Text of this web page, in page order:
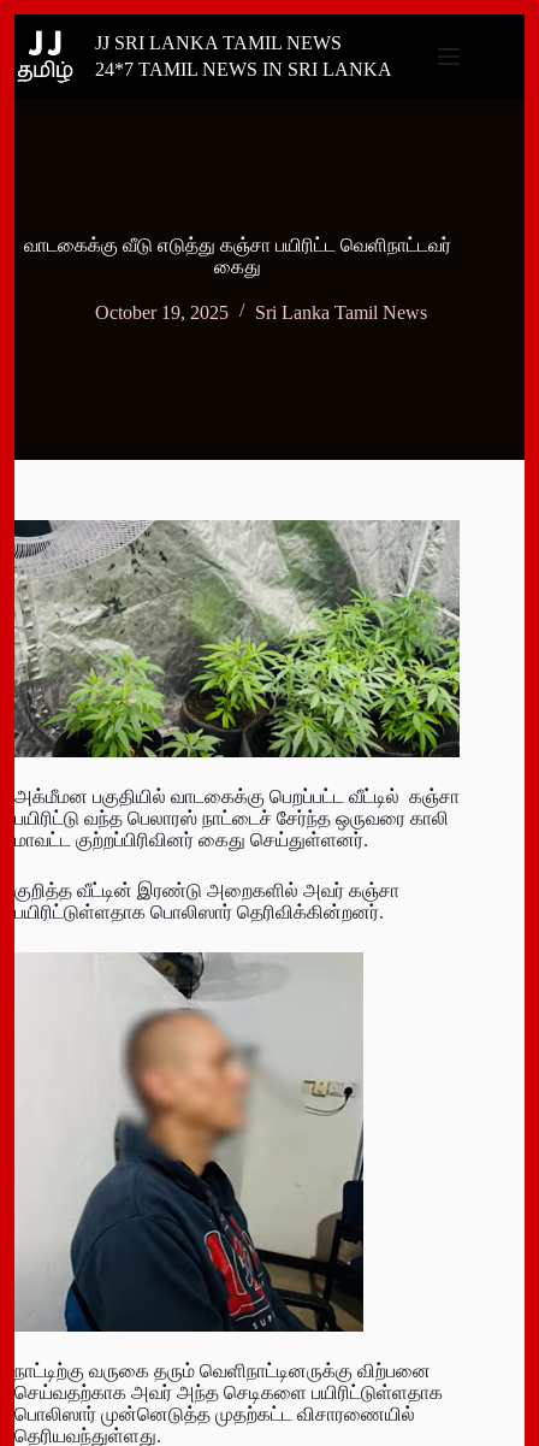
content
JJ SRI LANKA TAMIL NEWS
24*7 TAMIL NEWS IN SRI LANKA
வாடகைக்கு வீடு எடுத்து கஞ்சா பயிரிட்ட வெளிநாட்டவர்
கைது
October 19, 2025 Sri Lanka Tamil News
அக்மீமன பகுதியில் வாடகைக்கு பெறப்பட்ட வீட்டில் கஞ்சா
பயிரிட்டு வந்த பெலாரஸ் நாட்டைச் சேர்ந்த ஒருவரை காலி
மாவட்ட குற்றப்பிரிவினர் கைது செய்துள்ளனர்.
குறித்த வீட்டின் இரண்டு அறைகளில் அவர் கஞ்சா
பயிரிட்டுள்ளதாக பொலிஸார் தெரிவிக்கின்றனர்.
நாட்டிற்கு வருகை தரும் வெளிநாட்டினருக்கு விற்பனை
செய்வதற்காக அவர் அந்த செடிகளை பயிரிட்டுள்ளதாக
பொலிஸார் முன்னெடுத்த முதற்கட்ட விசாரணையில்
தெரியவந்துள்ளது.